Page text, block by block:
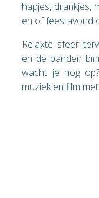
hapjes, drankjes,
en of feestavond
Relaxte sfeer
en de banden
wacht je nog
muziek en film